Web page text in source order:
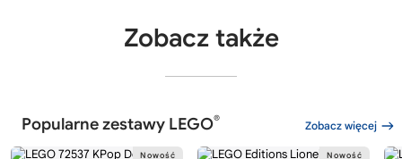
Zobacz także
Popularne zestawy LEGO® Zobacz więcej